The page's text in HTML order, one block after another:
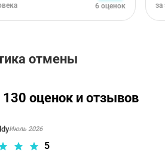
6 оценок за
отмены
130 оценок и отзывов
Июль 2026
5